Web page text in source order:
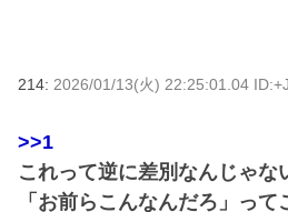
214: 2026/01/13(火) 22:25:01.04
>>1
これって逆に差別なんじゃな
「お前らこんなんだろ」って